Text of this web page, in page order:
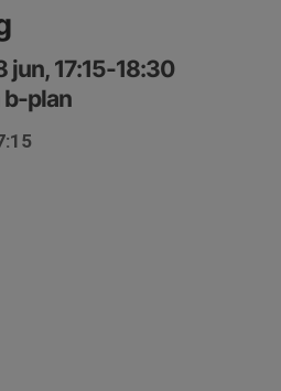
jun, 17:15-18:30
b-plan